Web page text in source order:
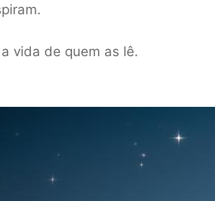
vida de quem as lê.